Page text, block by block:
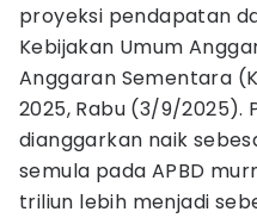
proyeksi pendapatan
Kebijakan Umum
Anggaran Sementara
2025, Rabu (3/9/2025).
dianggarkan naik
semula pada APBD
triliun lebih menjadi